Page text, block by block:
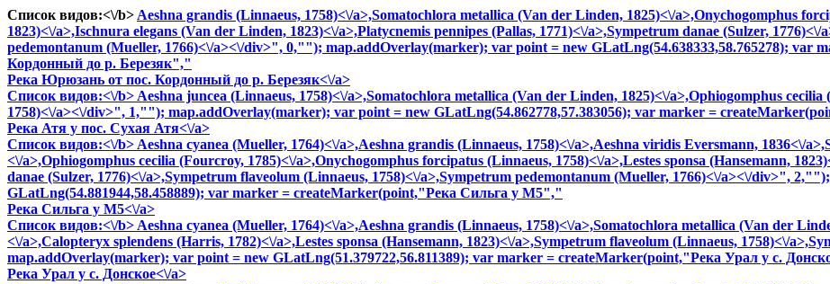
Список видов:<\/b> Aeshna grandis (Linnaeus, 1758)<\/a>,Somatochlora metallica (Van der Linden, 1825)<\/a>,Onychogomphus
1823)<\/a>,Ischnura elegans (Van der Linden, 1823)<\/a>,Platycnemis pennipes (Pallas, 1771)<\/a>,Sympetrum danae (Sulzer, 1776)<\/
pedemontanum (Mueller, 1766)<\/a><\/div>", 0,""); map.addOverlay(marker); var point = new GLatLng(54.638333,58.765278);
Кордонный до р. Березяк","
Река Юрюзань от пос. Кордонный до р. Березяк<\/a>
Список видов:<\/b> Aeshna juncea (Linnaeus, 1758)<\/a>,Somatochlora metallica (Van der Linden, 1825)<\/a>,Ophiogomphus cecilia
1758)<\/a><\/div>", 1,""); map.addOverlay(marker); var point = new GLatLng(54.862778,57.383056); var marker =
Река Атя у пос. Сухая Атя<\/a>
Список видов:<\/b> Aeshna cyanea (Mueller, 1764)<\/a>,Aeshna grandis (Linnaeus, 1758)<\/a>,Aeshna viridis Eversmann, 1836<\/a>,
<\/a>,Ophiogomphus cecilia (Fourcroy, 1785)<\/a>,Onychogomphus forcipatus (Linnaeus, 1758)<\/a>,Lestes sponsa (Hansemann,
danae (Sulzer, 1776)<\/a>,Sympetrum flaveolum (Linnaeus, 1758)<\/a>,Sympetrum pedemontanum (Mueller, 1766)<\/a><\/div>",
GLatLng(54.881944,58.458889); var marker = createMarker(point,"Река Сильга у М5","
Река Сильга у М5<\/a>
Список видов:<\/b> Aeshna cyanea (Mueller, 1764)<\/a>,Aeshna grandis (Linnaeus, 1758)<\/a>,Somatochlora metallica (Van der
<\/a>,Calopteryx splendens (Harris, 1782)<\/a>,Lestes sponsa (Hansemann, 1823)<\/a>,Sympetrum flaveolum (Linnaeus, 1758)<\/a>,
map.addOverlay(marker); var point = new GLatLng(51.379722,56.811389); var marker = createMarker(point,"Река Урал у с.
Река Урал у с. Донское<\/a>